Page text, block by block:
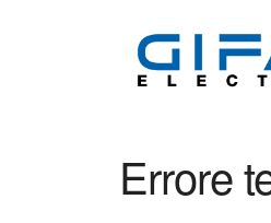
Errore